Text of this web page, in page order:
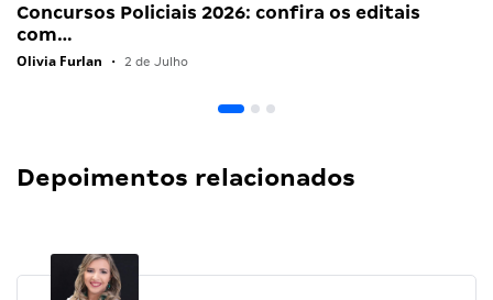
Concursos Policiais 2026: confira os editais
com…
Olivia Furlan • 2 de Julho
Depoimentos relacionados